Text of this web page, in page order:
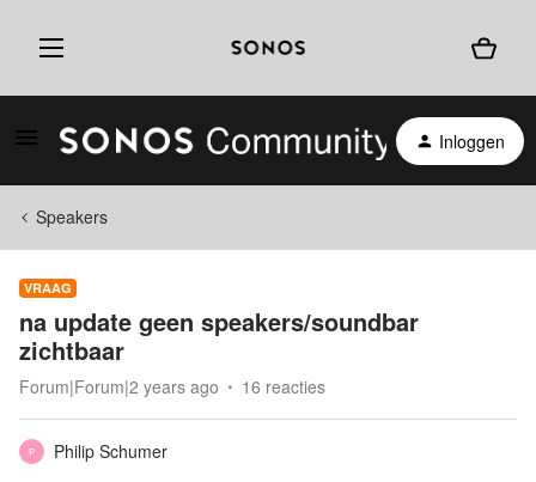
Inloggen
Speakers
VRAAG
na update geen speakers/soundbar
zichtbaar
Forum|Forum|2 years ago 16 reacties
P
Philip Schumer